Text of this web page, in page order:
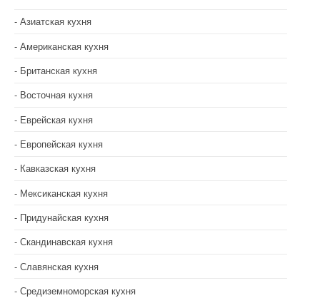
Азиатская кухня
Американская кухня
Британская кухня
Восточная кухня
Еврейская кухня
Европейская кухня
Кавказская кухня
Мексиканская кухня
Придунайская кухня
Скандинавская кухня
Славянская кухня
Средиземноморская кухня